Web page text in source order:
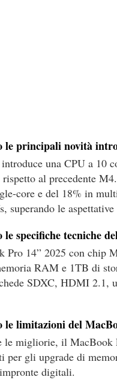
le principali novità
una CPU a 10
al precedente
core e del 18% in
superando le
le specifiche tecniche
Pro 14” 2025 con chip
RAM e 1TB di
SDXC, HDMI 2.1,
le limitazioni del
le migliorie, il MacBook
per gli upgrade di
digitali.